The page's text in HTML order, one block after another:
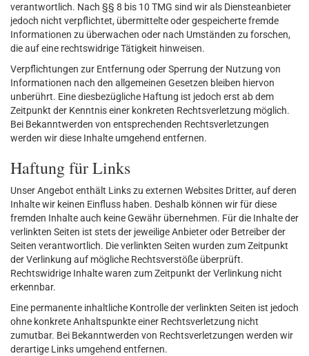
verantwortlich. Nach §§ 8 bis 10 TMG sind wir als Diensteanbieter
jedoch nicht verpflichtet, übermittelte oder gespeicherte fremde
Informationen zu überwachen oder nach Umständen zu forschen,
die auf eine rechtswidrige Tätigkeit hinweisen.
Verpflichtungen zur Entfernung oder Sperrung der Nutzung von
Informationen nach den allgemeinen Gesetzen bleiben hiervon
unberührt. Eine diesbezügliche Haftung ist jedoch erst ab dem
Zeitpunkt der Kenntnis einer konkreten Rechtsverletzung möglich.
Bei Bekanntwerden von entsprechenden Rechtsverletzungen
werden wir diese Inhalte umgehend entfernen.
Haftung für Links
Unser Angebot enthält Links zu externen Websites Dritter, auf deren
Inhalte wir keinen Einfluss haben. Deshalb können wir für diese
fremden Inhalte auch keine Gewähr übernehmen. Für die Inhalte der
verlinkten Seiten ist stets der jeweilige Anbieter oder Betreiber der
Seiten verantwortlich. Die verlinkten Seiten wurden zum Zeitpunkt
der Verlinkung auf mögliche Rechtsverstöße überprüft.
Rechtswidrige Inhalte waren zum Zeitpunkt der Verlinkung nicht
erkennbar.
Eine permanente inhaltliche Kontrolle der verlinkten Seiten ist jedoch
ohne konkrete Anhaltspunkte einer Rechtsverletzung nicht
zumutbar. Bei Bekanntwerden von Rechtsverletzungen werden wir
derartige Links umgehend entfernen.